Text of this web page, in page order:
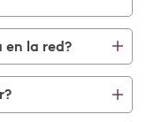
en la red?